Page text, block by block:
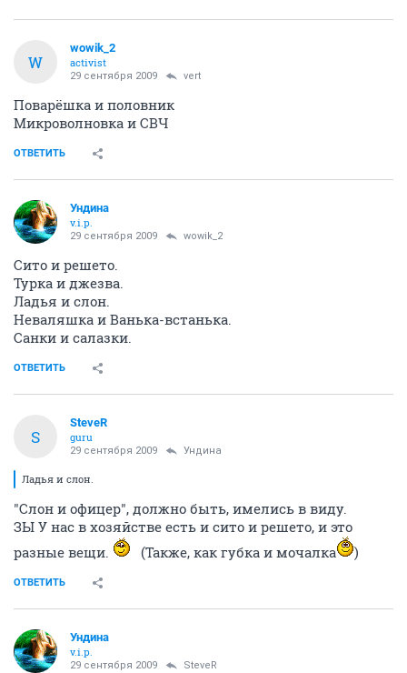
W
wowik_2
activist
29 сентября 2009 vert
Поварёшка и половник
Микроволновка и СВЧ
ОТВЕТИТЬ
Ундина
v.i.p.
29 сентября 2009 wowik_2
Сито и решето.
Турка и джезва.
Ладья и слон.
Неваляшка и Ванька-встанька.
Санки и салазки.
ОТВЕТИТЬ
S
SteveR
guru
29 сентября 2009 Ундина
Ладья и слон.
"Слон и офицер", должно быть, имелись в виду.
ЗЫ У нас в хозяйстве есть и сито и решето, и это
разные вещи.
(Также, как губка и мочалка )
ОТВЕТИТЬ
Ундина
v.i.p.
29 сентября 2009 SteveR